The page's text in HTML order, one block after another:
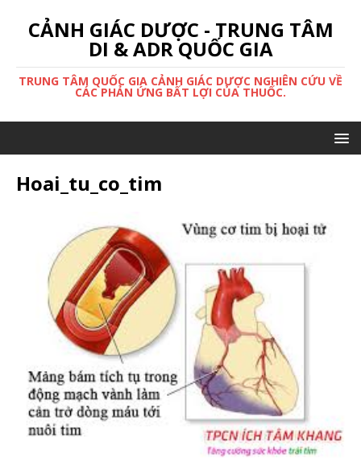
CẢNH GIÁC DƯỢC - TRUNG TÂM
DI & ADR QUỐC GIA
TRUNG TÂM QUỐC GIA CẢNH GIÁC DƯỢC NGHIÊN CỨU VỀ
CÁC PHẢN ỨNG BẤT LỢI CỦA THUỐC.
Hoai_tu_co_tim